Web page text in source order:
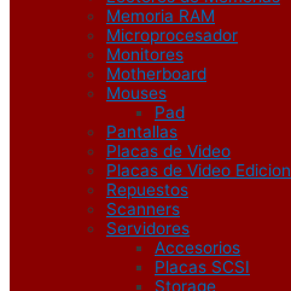
Memoria RAM
Microprocesador
Monitores
Motherboard
Mouses
Pad
Pantallas
Placas de Video
Placas de Video Edicion
Repuestos
Scanners
Servidores
Accesorios
Placas SCSI
Storage